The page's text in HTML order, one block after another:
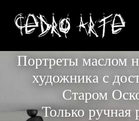
Портреты маслом
художника с
Старом
Только ручная